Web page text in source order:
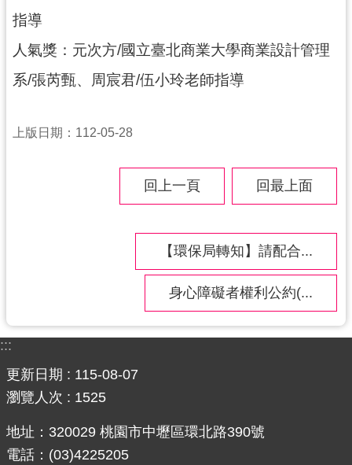
隱
私
政
網
資
開
放
告
指導
人氣獎：元次方/國立臺北商業大學商業設計管理
系/張芮甄、周宸君/伍小玲老師指導
上版日期：112-05-28
回上一頁 回最上面
【環保局轉知】請配合...
身心障礙者權利公約(...
:::
更新日期
115-08-07
瀏覽人次
1525
地址：320029 桃園市中壢區環北路390號
電話：(03)4225205